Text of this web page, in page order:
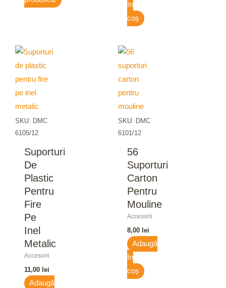
în
coș
SKU: DMC
6105/12
Suporturi
De
Plastic
Pentru
Fire
Pe
Inel
Metalic
Accesorii
11,00 lei
Adaugă
SKU: DMC
6101/12
56
Suporturi
Carton
Pentru
Mouline
Accesorii
8,00 lei
Adaugă
în
coș